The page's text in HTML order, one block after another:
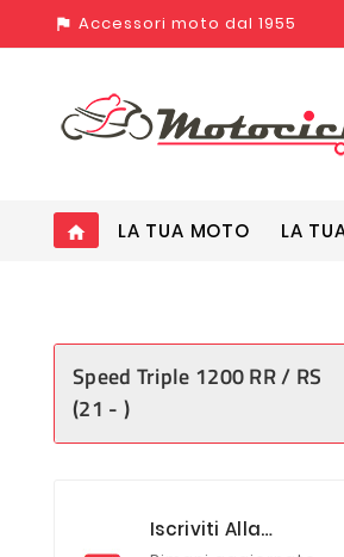
assistant_photo Accessori moto dal 1955
home LA TUA MOTO LA
Speed Triple 1200 RR / RS
(21 - )
Iscriviti Alla